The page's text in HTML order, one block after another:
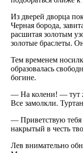
Из дверей дворца
Черная борода,
расшитая золотым
золотые браслеты.
Тем временем
образовалась
богине.
— На колени! — тут
Все замолкли.
— Приветствую тебя
накрытый в честь
Лев внимательно